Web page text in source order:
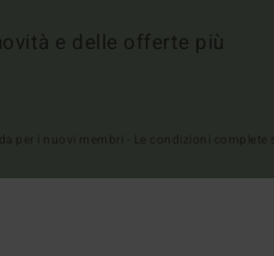
e delle offerte più